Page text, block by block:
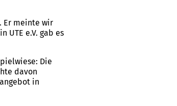
Er meinte wir
UTE e.V. gab es
Die
davon
in